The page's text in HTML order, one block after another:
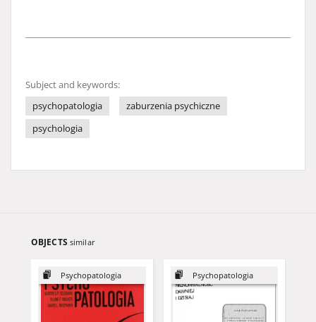
Subject and keywords:
psychopatologia
zaburzenia psychiczne
psychologia
OBJECTS similar
Psychopatologia Psychopatologia